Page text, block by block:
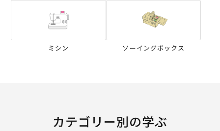
ミシン ソーイングボックス
カテゴリー別の学ぶ